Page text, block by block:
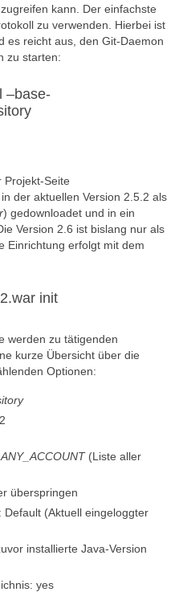
kann. Der einfachste
zu verwenden. Hierbei ist
es reicht aus, den Git-Daemon
zu starten:
–base-
Projekt-Seite
in der aktuellen Version 2.5.2 als
) gedownloadet und in ein
Version 2.6 ist bislang nur als
Einrichtung erfolgt mit dem
init
werden zu tätigenden
kurze Übersicht über die
Optionen:
(Liste aller
überspringen
(Aktuell eingeloggter
installierte Java-Version
yes